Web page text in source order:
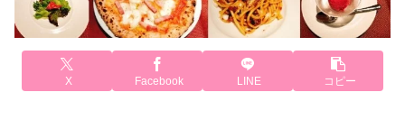
X Facebook LINE コピー